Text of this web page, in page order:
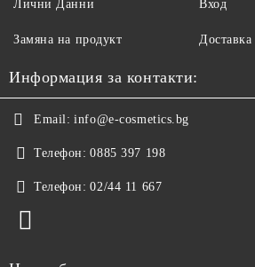
Лични Данни
Замяна на продукт
Вход
Доставка
Информация за контакти:
Email: info@e-cosmetics.bg
Телефон: 0885 397 198
Телефон: 02/44 11 667